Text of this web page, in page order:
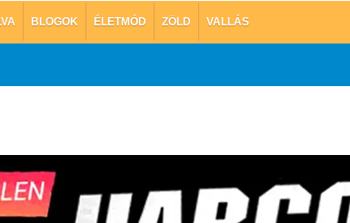
BLOGOK ÉLETMÓD ZÖLD VALLÁS